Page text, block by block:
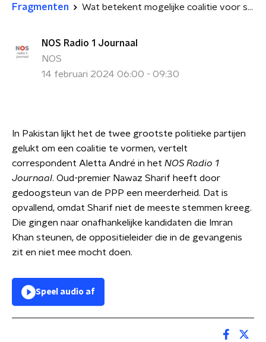
Fragmenten Wat betekent mogelijke coalitie voor stabiliteit in Pakistan?
NOS Radio 1 Journaal
NOS
14 februari 2024 06:00 - 09:30
In Pakistan lijkt het de twee grootste politieke partijen
gelukt om een coalitie te vormen, vertelt
correspondent Aletta André in het NOS Radio 1
Journaal. Oud-premier Nawaz Sharif heeft door
gedoogsteun van de PPP een meerderheid. Dat is
opvallend, omdat Sharif niet de meeste stemmen kreeg.
Die gingen naar onafhankelijke kandidaten die Imran
Khan steunen, de oppositieleider die in de gevangenis
zit en niet mee mocht doen.
Speel audio af